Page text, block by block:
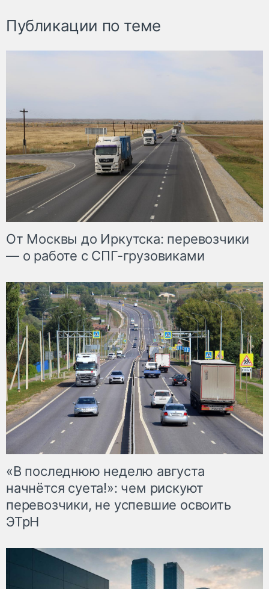
Публикации по теме
От Москвы до Иркутска: перевозчики
— о работе с СПГ-грузовиками
«В последнюю неделю августа
начнётся суета!»: чем рискуют
перевозчики, не успевшие освоить
ЭТрН